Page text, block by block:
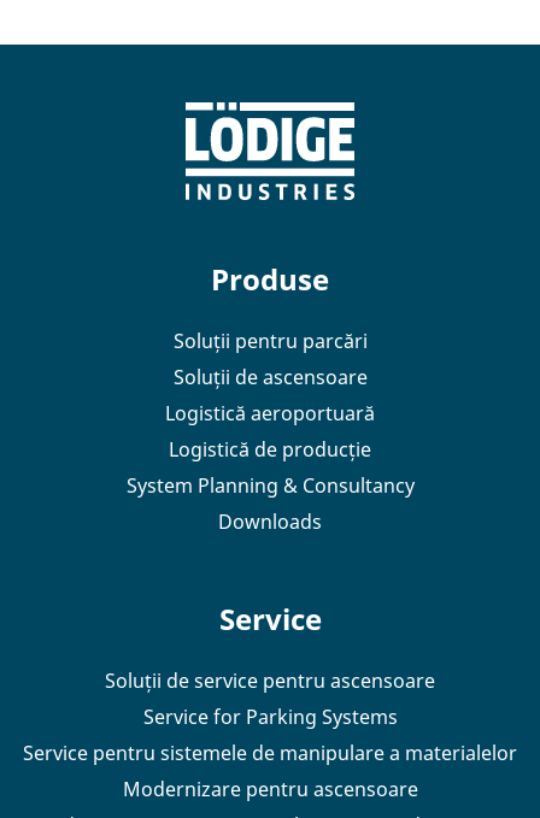
Produse
Soluții pentru parcări
Soluții de ascensoare
Logistică aeroportuară
Logistică de producție
System Planning & Consultancy
Downloads
Service
Soluții de service pentru ascensoare
Service for Parking Systems
Service pentru sistemele de manipulare a materialelor
Modernizare pentru ascensoare